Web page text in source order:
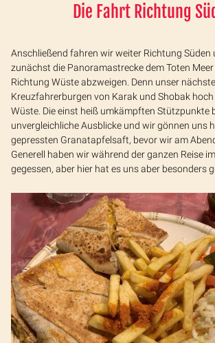
Die Fahrt Richtung
Anschließend fahren wir weiter Richtung Süden
zunächst die Panoramastrecke dem Toten
Richtung Wüste abzweigen. Denn unser
Kreuzfahrerburgen von Karak und Shobak
Wüste. Die einst heiß umkämpften Stützpunkte
unvergleichliche Ausblicke und wir gönnen uns
gepressten Granatapfelsaft, bevor wir am
Generell haben wir während der ganzen Reise
gegessen, aber hier hat es uns aber besonders